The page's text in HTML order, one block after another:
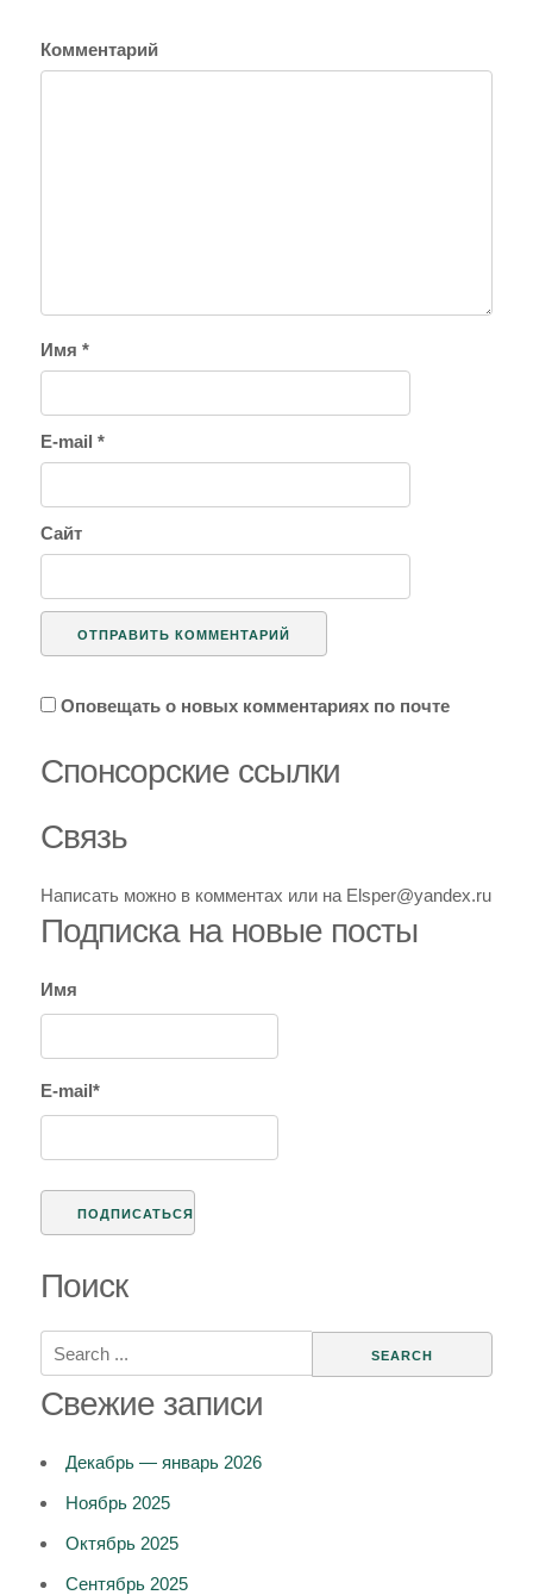
Комментарий
Имя *
E-mail *
Сайт
Оповещать о новых комментариях по почте
Спoнcopcкиe ссылки
Связь
Написать можно в комментах или на Elsper@yandex.ru
Подписка на новые посты
Имя
E-mail*
Поиск
Search
for:
Свежие записи
Декабрь — январь 2026
Ноябрь 2025
Октябрь 2025
Сентябрь 2025